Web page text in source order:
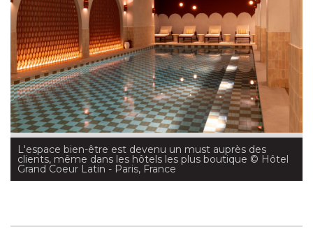
L'espace bien-être est devenu un must auprès des
clients, même dans les hôtels les plus boutique © Hôtel
Grand Coeur Latin - Paris, France